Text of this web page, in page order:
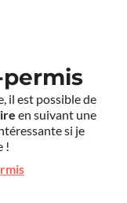
il est possible de
en suivant une
si je
!